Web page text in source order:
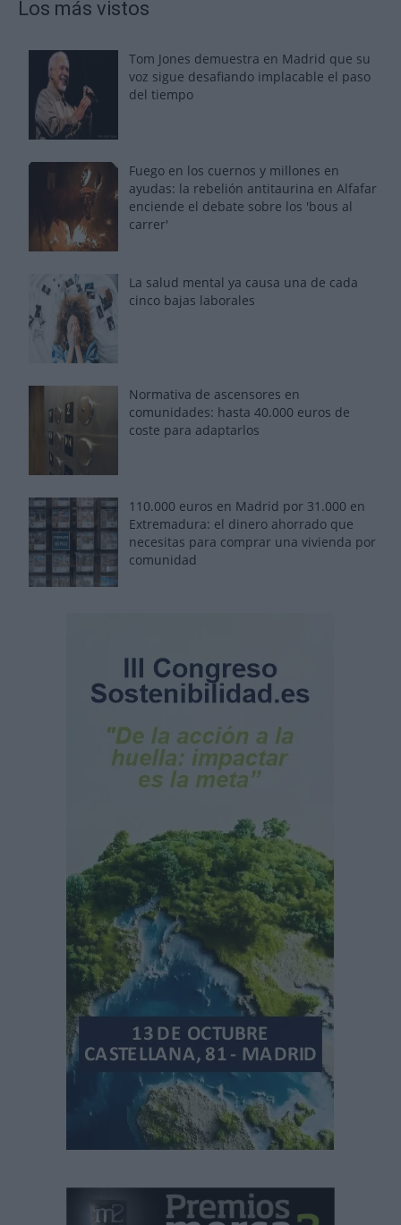
Los más vistos
Tom Jones demuestra en Madrid que su
voz sigue desafiando implacable el paso
del tiempo
Fuego en los cuernos y millones en
ayudas: la rebelión antitaurina en Alfafar
enciende el debate sobre los 'bous al
carrer'
La salud mental ya causa una de cada
cinco bajas laborales
Normativa de ascensores en
comunidades: hasta 40.000 euros de
coste para adaptarlos
110.000 euros en Madrid por 31.000 en
Extremadura: el dinero ahorrado que
necesitas para comprar una vivienda por
comunidad